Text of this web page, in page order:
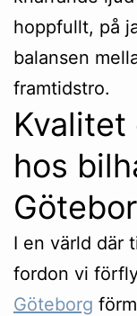
hoppfullt, på
balansen
framtidstro.
hos
I en värld där
fordon vi
Göteborg